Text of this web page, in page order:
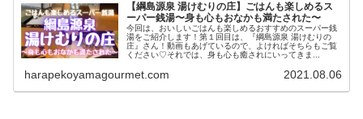
【綱島源泉 湯けむりの庄】ごはんも楽しめるス
ーパー銭湯〜身も心もおなかも満たされた〜
今回は、おいしいごはんも楽しめるおすすめのスーパー銭
湯をご紹介します！第１回目は、『綱島源泉 湯けむりの
庄』さん！動画もあげているので、よければそちらもご覧
ください♡それでは、身も心も癒されにいってきま...
harapekoyamagourmet.com 2021.08.06